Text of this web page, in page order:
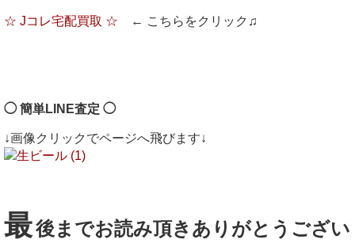
☆ Jコレ宅配買取 ☆ ← こちらをクリック♫
◯ 簡単LINE査定 ◯
↓画像クリックでページへ飛びます↓
最後までお読み頂きありがとうござい